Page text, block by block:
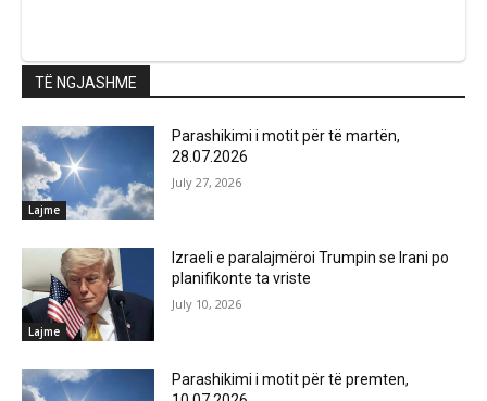
TË NGJASHME
Lajme
Parashikimi i motit për të martën,
28.07.2026
July 27, 2026
Lajme
Izraeli e paralajmëroi Trumpin se Irani po
planifikonte ta vriste
July 10, 2026
Parashikimi i motit për të premten,